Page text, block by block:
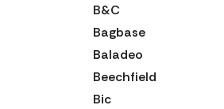
B&C
Bagbase
Baladeo
Beechfield
Bic